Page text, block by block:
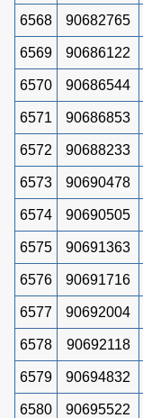
6568 90682765
6569 90686122
6570 90686544
6571 90686853
6572 90688233
6573 90690478
6574 90690505
6575 90691363
6576 90691716
6577 90692004
6578 90692118
6579 90694832
6580 90695522